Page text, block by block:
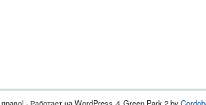
· Работает на WordPress Green Park 2 by